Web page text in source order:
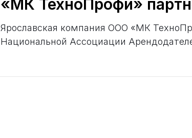
«МК ТехноПрофи»
Ярославская компания ООО «МК
Национальной Ассоциации